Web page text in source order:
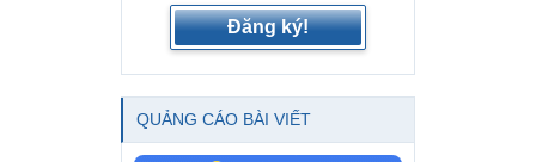
Đăng ký!
QUẢNG CÁO BÀI VIẾT